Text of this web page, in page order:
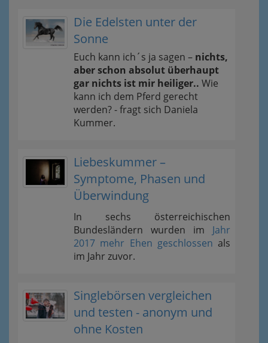
Die Edelsten unter der
Sonne
Euch kann ich´s ja sagen – nichts,
aber schon absolut überhaupt
gar nichts ist mir heiliger.. Wie
kann ich dem Pferd gerecht
werden? - fragt sich Daniela
Kummer.
Liebeskummer –
Symptome, Phasen und
Überwindung
In sechs österreichischen
Bundesländern wurden im Jahr
2017 mehr Ehen geschlossen als
im Jahr zuvor.
Singlebörsen vergleichen
und testen - anonym und
ohne Kosten